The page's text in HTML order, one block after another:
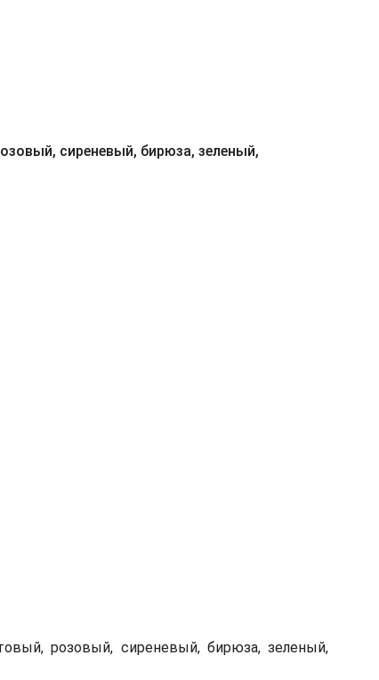
сиреневый, бирюза, зеленый,
розовый, сиреневый, бирюза, зеленый,